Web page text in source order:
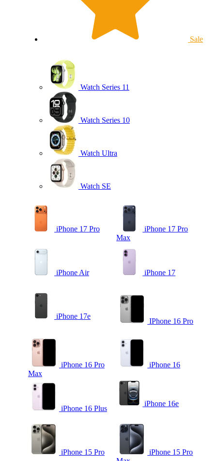
Sale
Watch Series 11
Watch Series 10
Watch Ultra
Watch SE
iPhone 17 Pro
iPhone 17 Pro
Max
iPhone Air iPhone 17
iPhone 17e
IPhone 16 Pro
iPhone 16 Pro
Max
iPhone 16
iPhone 16 Plus
iPhone 16e
iPhone 15 Pro
iPhone 15 Pro